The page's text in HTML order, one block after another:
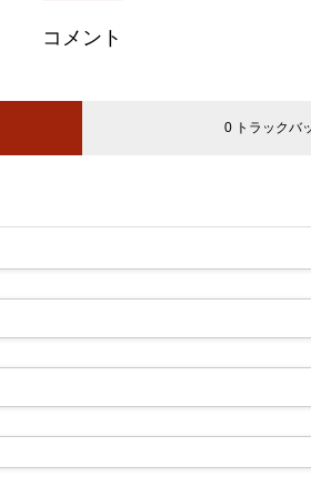
コメント
0 トラックバ